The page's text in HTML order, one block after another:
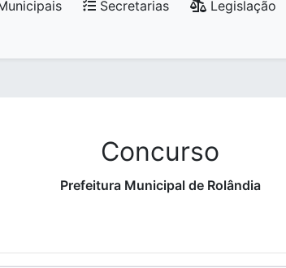
Secretarias Legislação
Concurso
Prefeitura Municipal de Rolândia